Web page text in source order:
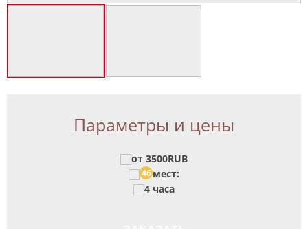
Параметры и цены
от 3500RUB
46 мест:
4 часа